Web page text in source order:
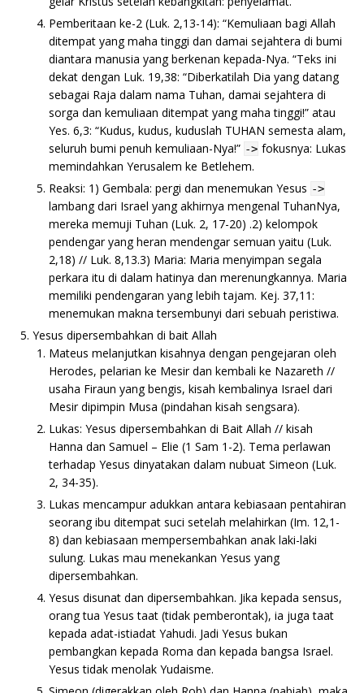
Pemberitaan ke-2 (Luk. 2,13-14): “Kemuliaan bagi Allah
ditempat yang maha tinggi dan damai sejahtera di bumi
diantara manusia yang berkenan kepada-Nya. “Teks ini
dekat dengan Luk. 19,38: “Diberkatilah Dia yang datang
sebagai Raja dalam nama Tuhan, damai sejahtera di
sorga dan kemuliaan ditempat yang maha tinggi!” atau
Yes. 6,3: “Kudus, kudus, kuduslah TUHAN semesta alam,
seluruh bumi penuh kemuliaan-Nya!” -> fokusnya: Lukas
memindahkan Yerusalem ke Betlehem.
Reaksi: 1) Gembala: pergi dan menemukan Yesus ->
lambang dari Israel yang akhirnya mengenal TuhanNya,
mereka memuji Tuhan (Luk. 2, 17-20) .2) kelompok
pendengar yang heran mendengar semuan yaitu (Luk.
2,18) // Luk. 8,13.3) Maria: Maria menyimpan segala
perkara itu di dalam hatinya dan merenungkannya. Maria
memiliki pendengaran yang lebih tajam. Kej. 37,11:
menemukan makna tersembunyi dari sebuah peristiwa.
Yesus dipersembahkan di bait Allah
Mateus melanjutkan kisahnya dengan pengejaran oleh
Herodes, pelarian ke Mesir dan kembali ke Nazareth //
usaha Firaun yang bengis, kisah kembalinya Israel dari
Mesir dipimpin Musa (pindahan kisah sengsara).
Lukas: Yesus dipersembahkan di Bait Allah // kisah
Hanna dan Samuel – Elie (1 Sam 1-2). Tema perlawan
terhadap Yesus dinyatakan dalam nubuat Simeon (Luk.
2, 34-35).
Lukas mencampur adukkan antara kebiasaan pentahiran
seorang ibu ditempat suci setelah melahirkan (Im. 12,1-
8) dan kebiasaan mempersembahkan anak laki-laki
sulung. Lukas mau menekankan Yesus yang
dipersembahkan.
Yesus disunat dan dipersembahkan. Jika kepada sensus,
orang tua Yesus taat (tidak pemberontak), ia juga taat
kepada adat-istiadat Yahudi. Jadi Yesus bukan
pembangkan kepada Roma dan kepada bangsa Israel.
Yesus tidak menolak Yudaisme.